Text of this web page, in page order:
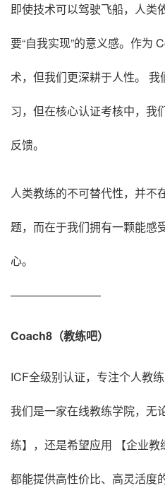
即使技术可以驾驶飞船，人类
要“自我实现”的意义感。作为
术，但我们更深耕于人性。
习，但在核心认证考核中，我
反馈。
人类教练的不可替代性，并不
题，而在于我们拥有一颗能感
心。
————————
Coach8（教练吧）
ICF全级别认证，专注个人教
我们是一家在线教练学院，无
练】，还是希望应用 【企业
都能提供高性价比、高灵活度